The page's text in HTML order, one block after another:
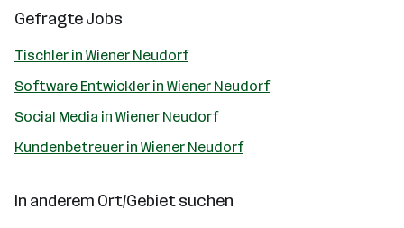
Gefragte Jobs
Tischler in Wiener Neudorf
Software Entwickler in Wiener Neudorf
Social Media in Wiener Neudorf
Kundenbetreuer in Wiener Neudorf
In anderem Ort/Gebiet suchen